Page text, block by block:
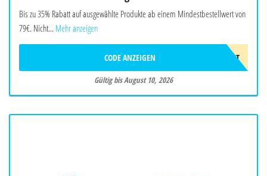
Bis zu 35% Rabatt auf ausgewählte Produkte ab einem Mindestbestellwert von
79€. Nicht... Mehr anzeigen
LAST
CODE ANZEIGEN
Gültig bis August 10, 2026